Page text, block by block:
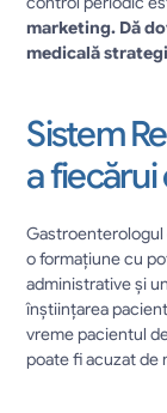
marketing. Dă
medicală
Sistem
a
Gastroenterologul
o formațiune cu
administrative și
înștiințarea
vreme pacientul
poate fi acuzat de